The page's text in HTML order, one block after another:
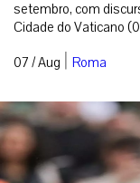
setembro, com
Cidade do Vaticano
07 / Aug | Roma